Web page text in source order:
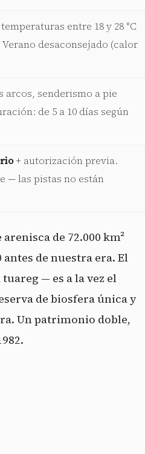
entre 18 y 28 °C
desaconsejado (calor
arcos, senderismo a pie
de 5 a 10 días según
+ autorización previa.
— las pistas no están
de 72.000 km²
de nuestra era. El
— es a la vez el
de biosfera única y
Un patrimonio doble,